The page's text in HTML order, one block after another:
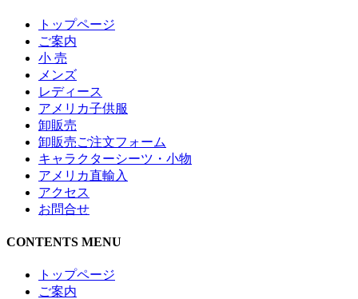
トップページ
ご案内
小 売
メンズ
レディース
アメリカ子供服
卸販売
卸販売ご注文フォーム
キャラクターシーツ・小物
アメリカ直輸入
アクセス
お問合せ
CONTENTS MENU
トップページ
ご案内